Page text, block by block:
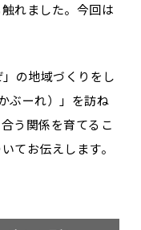
れました。今回は
の地域づくりをし
ぶーれ）」を訪ね
う関係を育てるこ
てお伝えします。